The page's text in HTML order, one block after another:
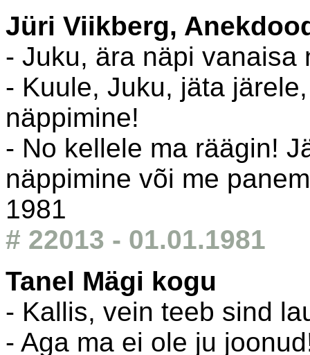
Jüri Viikberg,
- Juku, ära näpi vanaisa
- Kuule, Juku, jäta
näppimine!
- No kellele ma räägin!
näppimine või me
1981
# 22013 - 01.01.1981
Tanel Mägi kogu
- Kallis, vein teeb sind
- Aga ma ei ole ju